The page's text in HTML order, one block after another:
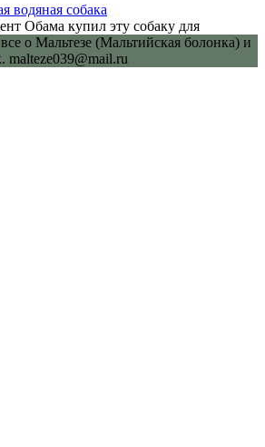
водяная собака
Обама купил эту собаку для
о Мальтезе (Мальтийская болонка) и
malteze039@mail.ru